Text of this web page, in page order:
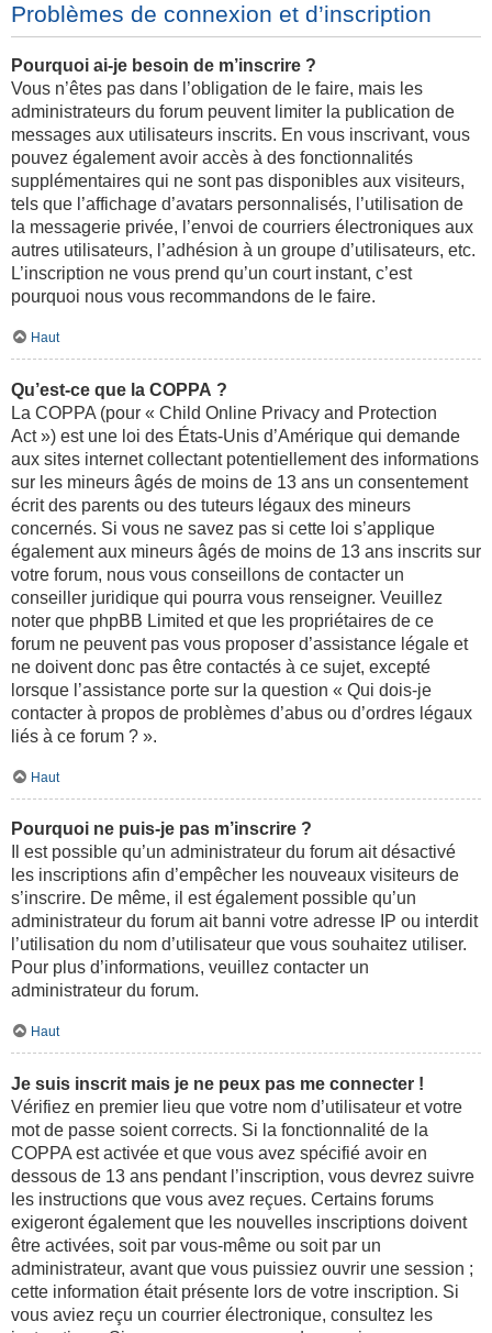
Problèmes de connexion et d’inscription
Pourquoi ai-je besoin de m’inscrire ?
Vous n’êtes pas dans l’obligation de le faire, mais les
administrateurs du forum peuvent limiter la publication de
messages aux utilisateurs inscrits. En vous inscrivant, vous
pouvez également avoir accès à des fonctionnalités
supplémentaires qui ne sont pas disponibles aux visiteurs,
tels que l’affichage d’avatars personnalisés, l’utilisation de
la messagerie privée, l’envoi de courriers électroniques aux
autres utilisateurs, l’adhésion à un groupe d’utilisateurs, etc.
L’inscription ne vous prend qu’un court instant, c’est
pourquoi nous vous recommandons de le faire.
Haut
Qu’est-ce que la COPPA ?
La COPPA (pour « Child Online Privacy and Protection
Act ») est une loi des États-Unis d’Amérique qui demande
aux sites internet collectant potentiellement des informations
sur les mineurs âgés de moins de 13 ans un consentement
écrit des parents ou des tuteurs légaux des mineurs
concernés. Si vous ne savez pas si cette loi s’applique
également aux mineurs âgés de moins de 13 ans inscrits sur
votre forum, nous vous conseillons de contacter un
conseiller juridique qui pourra vous renseigner. Veuillez
noter que phpBB Limited et que les propriétaires de ce
forum ne peuvent pas vous proposer d’assistance légale et
ne doivent donc pas être contactés à ce sujet, excepté
lorsque l’assistance porte sur la question « Qui dois-je
contacter à propos de problèmes d’abus ou d’ordres légaux
liés à ce forum ? ».
Haut
Pourquoi ne puis-je pas m’inscrire ?
Il est possible qu’un administrateur du forum ait désactivé
les inscriptions afin d’empêcher les nouveaux visiteurs de
s’inscrire. De même, il est également possible qu’un
administrateur du forum ait banni votre adresse IP ou interdit
l’utilisation du nom d’utilisateur que vous souhaitez utiliser.
Pour plus d’informations, veuillez contacter un
administrateur du forum.
Haut
Je suis inscrit mais je ne peux pas me connecter !
Vérifiez en premier lieu que votre nom d’utilisateur et votre
mot de passe soient corrects. Si la fonctionnalité de la
COPPA est activée et que vous avez spécifié avoir en
dessous de 13 ans pendant l’inscription, vous devrez suivre
les instructions que vous avez reçues. Certains forums
exigeront également que les nouvelles inscriptions doivent
être activées, soit par vous-même ou soit par un
administrateur, avant que vous puissiez ouvrir une session ;
cette information était présente lors de votre inscription. Si
vous aviez reçu un courrier électronique, consultez les